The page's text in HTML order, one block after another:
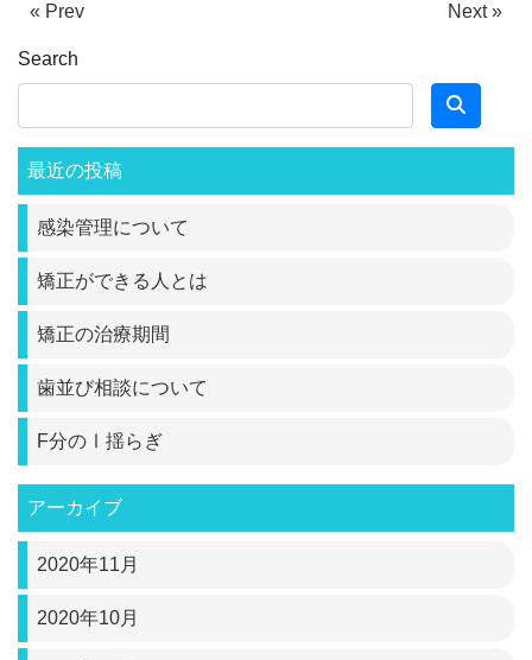
« Prev Next »
Search
最近の投稿
感染管理について
矯正ができる人とは
矯正の治療期間
歯並び相談について
F分のⅠ揺らぎ
アーカイブ
2020年11月
2020年10月